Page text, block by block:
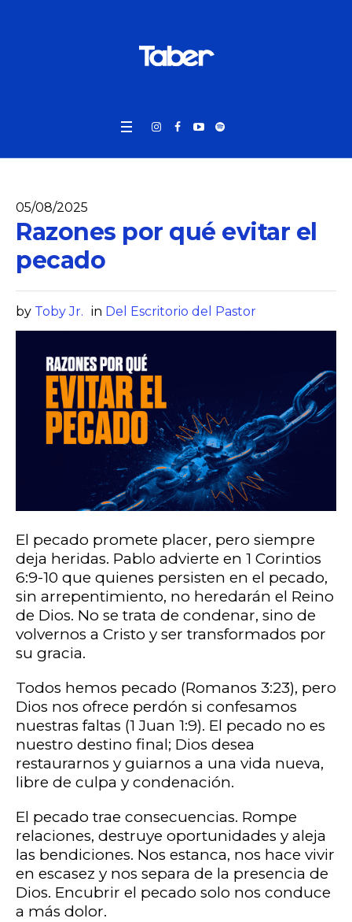
05/08/2025
Razones por qué evitar el
pecado
by Toby Jr. in Del Escritorio del Pastor
El pecado promete placer, pero siempre
deja heridas. Pablo advierte en 1 Corintios
6:9-10 que quienes persisten en el pecado,
sin arrepentimiento, no heredarán el Reino
de Dios. No se trata de condenar, sino de
volvernos a Cristo y ser transformados por
su gracia.
Todos hemos pecado (Romanos 3:23), pero
Dios nos ofrece perdón si confesamos
nuestras faltas (1 Juan 1:9). El pecado no es
nuestro destino final; Dios desea
restaurarnos y guiarnos a una vida nueva,
libre de culpa y condenación.
El pecado trae consecuencias. Rompe
relaciones, destruye oportunidades y aleja
las bendiciones. Nos estanca, nos hace vivir
en escasez y nos separa de la presencia de
Dios. Encubrir el pecado solo nos conduce
a más dolor.